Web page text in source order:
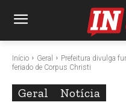
Início Geral
Prefeitura divulga
feriado de Corpus Christi
Geral Notícia